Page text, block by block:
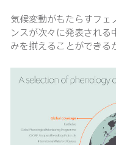
気候変動がもたらすフェ
ンスが次々に発表され
みを揃えることができる